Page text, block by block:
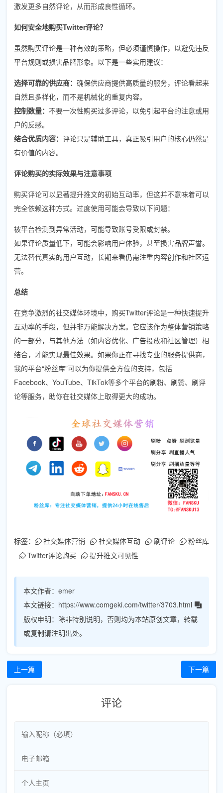
激发更多自然评论，从而形成良性循环。
如何安全地购买Twitter评论？
虽然购买评论是一种有效的策略，但必须谨慎操作，以避免违反
平台规则或损害品牌形象。以下是一些实用建议：
选择可靠的供应商： 确保供应商提供高质量的服务，评论看起来
自然且多样化，而不是机械化的重复内容。
控制数量： 不要一次性购买过多评论，以免引起平台的注意或用
户的反感。
结合优质内容： 评论只是辅助工具，真正吸引用户的核心仍然是
有价值的内容。
评论购买的实际效果与注意事项
购买评论可以显著提升推文的初始互动率，但这并不意味着可以
完全依赖这种方式。过度使用可能会导致以下问题：
被平台检测到异常活动，可能导致账号受限或封禁。
如果评论质量低下，可能会影响用户体验，甚至损害品牌声誉。
无法替代真实的用户互动，长期来看仍需注重内容创作和社区运
营。
总结
在竞争激烈的社交媒体环境中，购买Twitter评论是一种快速提升
互动率的手段，但并非万能解决方案。它应该作为整体营销策略
的一部分，与其他方法（如内容优化、广告投放和社区管理）相
结合，才能实现最佳效果。如果你正在寻找专业的服务提供商，
我的平台“粉丝库”可以为你提供全方位的支持，包括
Facebook、YouTube、TikTok等多个平台的刷粉、刷赞、刷评
论等服务，助你在社交媒体上取得更大的成功。
标签： 社交媒体营销 社交媒体互动 刷评论
粉丝库
Twitter评论购买
提升推文可见性
本文作者： emer
本文链接： https://www.comgeki.com/twitter/3703.html
版权申明： 除非特别说明，否则均为本站原创文章，转载
或复制请注明出处。
上一篇 下一篇
评论